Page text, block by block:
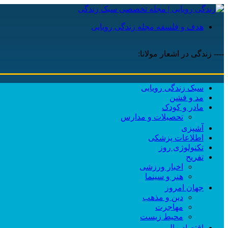
هدف و فلسفه مجله زندگی رویایی
---- زندگی در اشعار مولانا:
سبک زندگی رویایی
مد و فشن
مادر و کودک
تحصیلات و مدارس
آشپزی
اطلاعات پزشکی
تکنولوژی روز
تفریح
اخبار ورزشی
هنر و سینما
جهان امروز
دین و مذهب
مهاجرت
محیط زیست